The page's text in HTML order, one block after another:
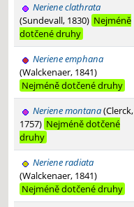
Neriene clathrata
(Sundevall, 1830) Nejméně
dotčené druhy
Neriene emphana
(Walckenaer, 1841)
Nejméně dotčené druhy
Neriene montana(Clerck,
1757) Nejméně dotčené
druhy
Neriene radiata
(Walckenaer, 1841)
Nejméně dotčené druhy